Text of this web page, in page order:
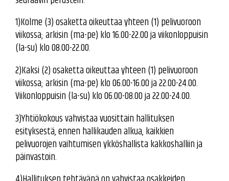
1)Kolme (3) osaketta oikeuttaa yhteen (1) pelivuoroon
viikossa; arkisin (ma-pe) klo 16.00-22.00 ja viikonloppuisin
(la-su) klo 08.00-22.00.
2)Kaksi (2) osaketta oikeuttaa yhteen (1) pelivuoroon
viikossa; arkisin (ma-pe) klo 06.00-16.00 ja 22.00-24.00.
Viikonloppuisin (la-su) klo 06.00-08.00 ja 22.00-24.00.
3)Yhtiökokous vahvistaa vuosittain hallituksen
esityksestä, ennen hallikauden alkua, kaikkien
pelivuorojen vaihtumisen ykköshallista kakkoshalliin ja
päinvastoin.